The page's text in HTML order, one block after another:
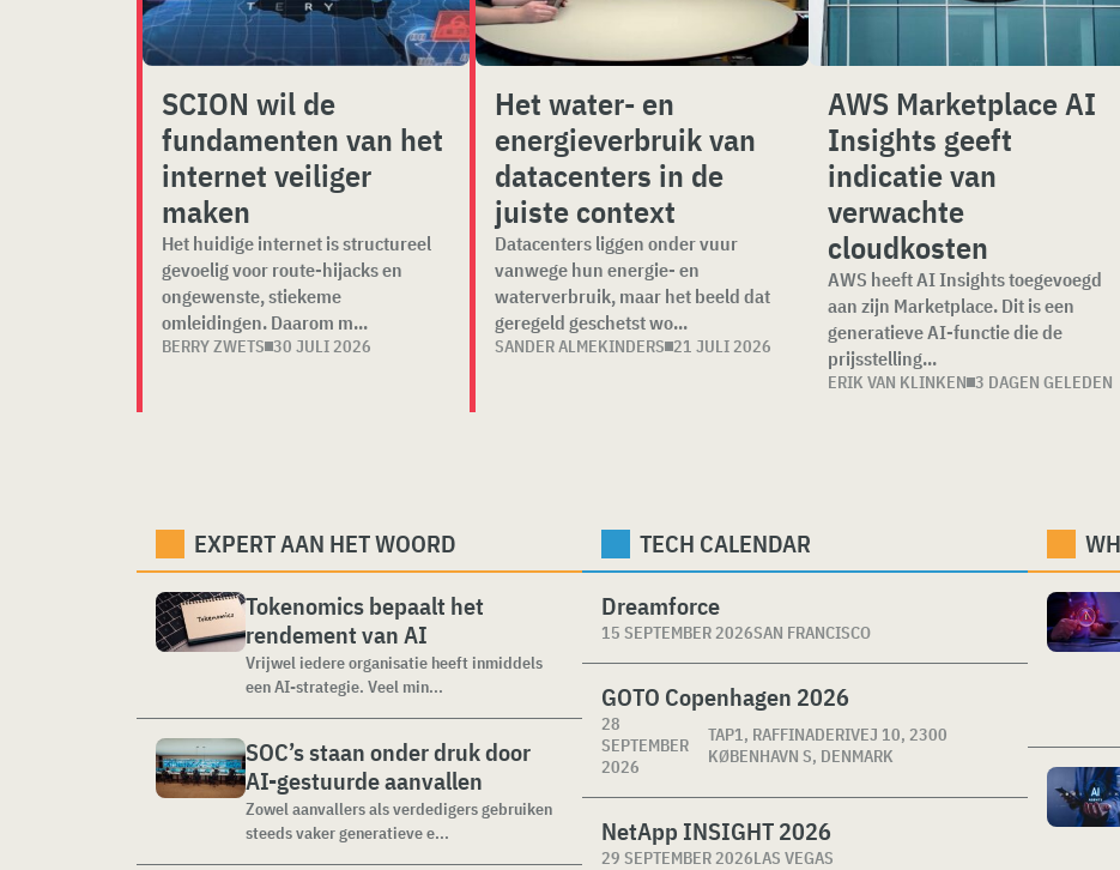
SCION wil de
fundamenten van het
internet veiliger
maken
Het huidige internet is structureel
gevoelig voor route-hijacks en
ongewenste, stiekeme
omleidingen. Daarom m...
BERRY ZWETS 30 JULI 2026
Het water- en
energieverbruik van
datacenters in de
juiste context
Datacenters liggen onder vuur
vanwege hun energie- en
waterverbruik, maar het beeld dat
geregeld geschetst wo...
SANDER ALMEKINDERS 21 JULI 2026
AWS Marketplace AI
Insights geeft
indicatie van
verwachte
cloudkosten
AWS heeft AI Insights toegevoegd
aan zijn Marketplace. Dit is een
generatieve AI-functie die de
prijsstelling...
ERIK VAN KLINKEN 3 DAGEN GELEDEN
EXPERT AAN HET WOORD
Tokenomics bepaalt het
rendement van AI
Vrijwel iedere organisatie heeft inmiddels
een AI-strategie. Veel min...
SOC’s staan onder druk door
AI-gestuurde aanvallen
Zowel aanvallers als verdedigers gebruiken
steeds vaker generatieve e...
TECH CALENDAR
Dreamforce
15 SEPTEMBER 2026SAN FRANCISCO
GOTO Copenhagen 2026
28
SEPTEMBER
2026
TAP1, RAFFINADERIVEJ 10, 2300
KØBENHAVN S, DENMARK
NetApp INSIGHT 2026
29 SEPTEMBER 2026LAS VEGAS